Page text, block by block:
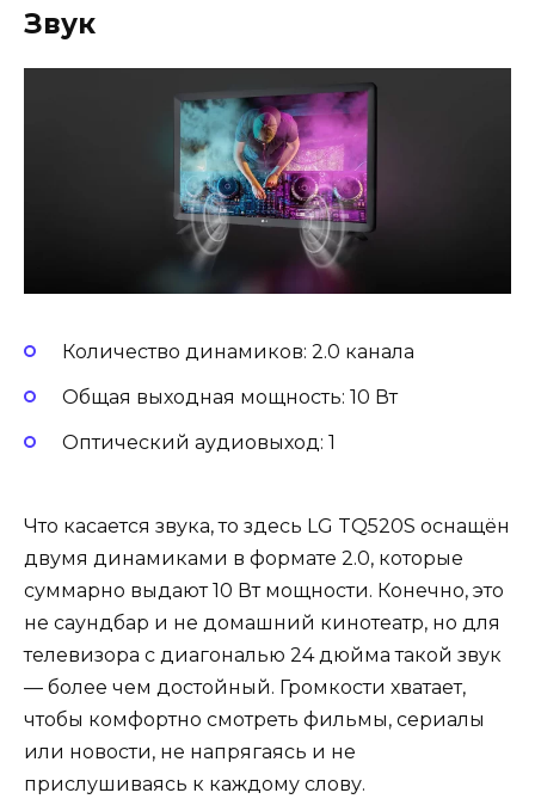
Звук
Количество динамиков: 2.0 канала
Общая выходная мощность: 10 Вт
Оптический аудиовыход: 1
Что касается звука, то здесь LG TQ520S оснащён
двумя динамиками в формате 2.0, которые
суммарно выдают 10 Вт мощности. Конечно, это
не саундбар и не домашний кинотеатр, но для
телевизора с диагональю 24 дюйма такой звук
— более чем достойный. Громкости хватает,
чтобы комфортно смотреть фильмы, сериалы
или новости, не напрягаясь и не
прислушиваясь к каждому слову.